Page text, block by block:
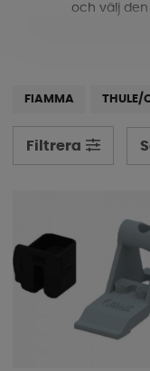
och välj den
FIAMMA THULE/
Filtrera